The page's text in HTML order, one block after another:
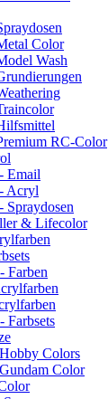
Color
Wash
RC-Color
Email
Acryl
Spraydosen
& Lifecolor
Farben
Farbsets
Colors
Color